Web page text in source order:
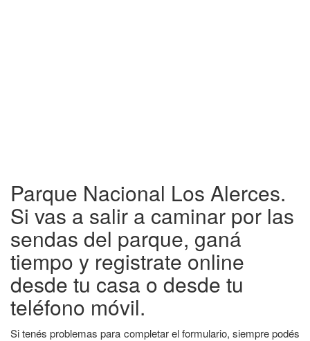
Parque Nacional Los Alerces.
Si vas a salir a caminar por las
sendas del parque, ganá
tiempo y registrate online
desde tu casa o desde tu
teléfono móvil.
Si tenés problemas para completar el formulario, siempre podés